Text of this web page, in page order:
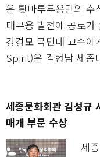
은 툇마루무용단의 수
대무용 발전에 공로
강경모 국민대 교수
Spirit)은 김형남 세종
세종문화회관 김성규
매개 부문 수상
세